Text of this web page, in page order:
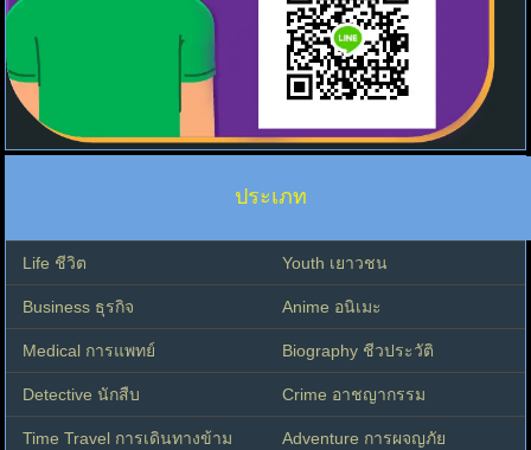
ประเภท
Life ชีวิต Youth เยาวชน
Business ธุรกิจ Anime อนิเมะ
Medical การแพทย์ Biography ชีวประวัติ
Detective นักสืบ Crime อาชญากรรม
Time Travel การเดินทางข้าม
Adventure การผจญภัย